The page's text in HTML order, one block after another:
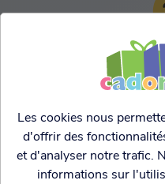
TARIFS
Les cookies nous
d'offrir des
et d'analyser notre trafic.
informations sur